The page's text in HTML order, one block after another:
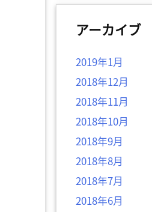
アーカイブ
2019年1月
2018年12月
2018年11月
2018年10月
2018年9月
2018年8月
2018年7月
2018年6月